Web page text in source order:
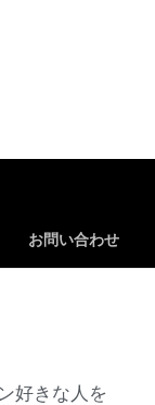
お問い合わせ
好きな人を